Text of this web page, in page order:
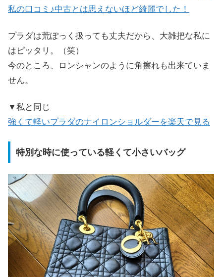
私の口コミ♪中古とは思えないほど綺麗でした！
プラダは荒ぽっく扱っても丈夫だから、大雑把な私に
はピッタリ。（笑）
今のところ、ロンシャンのように角擦れも出来ていま
せん。
▼私と同じ
強くて軽いプラダのナイロンショルダーを楽天で見る
特別な時に使っている軽くて小さいバッグ